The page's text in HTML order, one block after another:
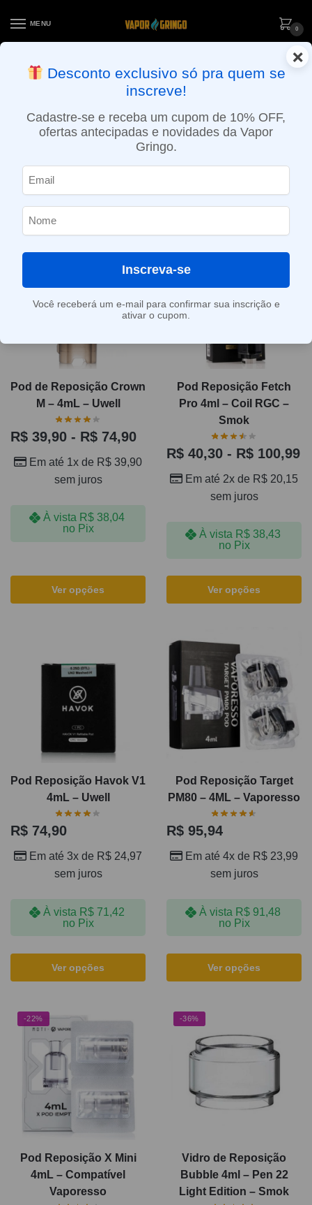
MENU
0
ENTREGA NO MESMO DIA EM SÃO PAULO (SEG A SEX): PEDIDOS
APROVADOS ATÉ 15:30 VIA MOTOBOY
4ml
Mostrando todos os 7 resultados
Pod de Reposição Crown
M – 4mL – Uwell
R$ 39,90 - R$ 74,90
Em até 1x de R$ 39,90
sem juros
À vista R$38,04
no Pix
Ver opções
Pod Reposição Fetch
Pro 4ml – Coil RGC –
Smok
R$ 40,30 - R$ 100,99
Em até 2x de R$ 20,15
sem juros
À vista R$38,43
no Pix
Ver opções
Pod Reposição Havok V1
4mL – Uwell
R$ 74,90
Em até 3x de R$ 24,97
sem juros
À vista R$71,42
no Pix
Ver opções
Pod Reposição Target
PM80 – 4ML – Vaporesso
R$ 95,94
Em até 4x de R$ 23,99
sem juros
À vista R$91,48
no Pix
Ver opções
-22%
Pod Reposição X Mini
4mL – Compatível
Vaporesso
-36%
Vidro de Reposição
Bubble 4ml – Pen 22
Light Edition – Smok
×
Desconto exclusivo só pra quem se
inscreve!
Cadastre-se e receba um cupom de 10% OFF,
ofertas antecipadas e novidades da Vapor
Gringo.
Inscreva-se
Você receberá um e-mail para confirmar sua inscrição e
ativar o cupom.